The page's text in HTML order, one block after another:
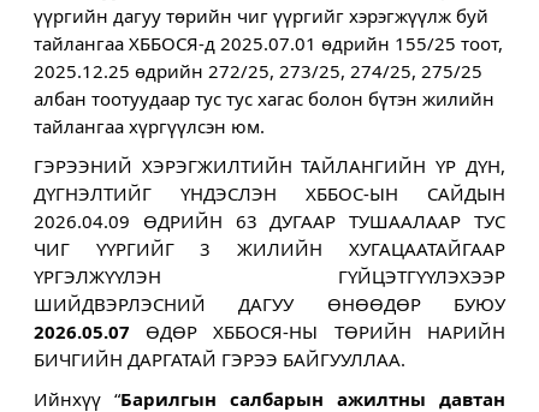
үүргийн дагуу төрийн чиг үүргийг хэрэгжүүлж буй
тайлангаа ХББОСЯ-д 2025.07.01 өдрийн 155/25 тоот,
2025.12.25 өдрийн 272/25, 273/25, 274/25, 275/25
албан тоотуудаар тус тус хагас болон бүтэн жилийн
тайлангаа хүргүүлсэн юм.
ГЭРЭЭНИЙ ХЭРЭГЖИЛТИЙН ТАЙЛАНГИЙН ҮР ДҮН,
ДҮГНЭЛТИЙГ ҮНДЭСЛЭН ХББОС-ЫН САЙДЫН
2026.04.09 ӨДРИЙН 63 ДУГААР ТУШААЛААР ТУС
ЧИГ ҮҮРГИЙГ 3 ЖИЛИЙН ХУГАЦААТАЙГААР
ҮРГЭЛЖҮҮЛЭН ГҮЙЦЭТГҮҮЛЭХЭЭР
ШИЙДВЭРЛЭСНИЙ ДАГУУ ӨНӨӨДӨР БУЮУ
2026.05.07
БИЧГИЙН ДАРГАТАЙ ГЭРЭЭ БАЙГУУЛЛАА.
Ийнхүү “Барилгын салбарын ажилтны давтан